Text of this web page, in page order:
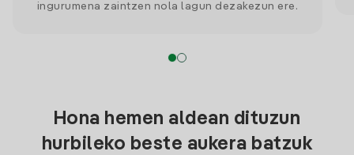
ingurumena zaintzen nola lagun dezakezun ere.
Hona hemen aldean dituzun
hurbileko beste aukera batzuk